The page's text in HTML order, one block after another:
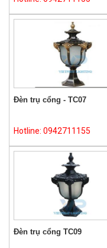
Đèn trụ cổng - TC07
Hotline: 0942711155
Đèn trụ cổng TC09